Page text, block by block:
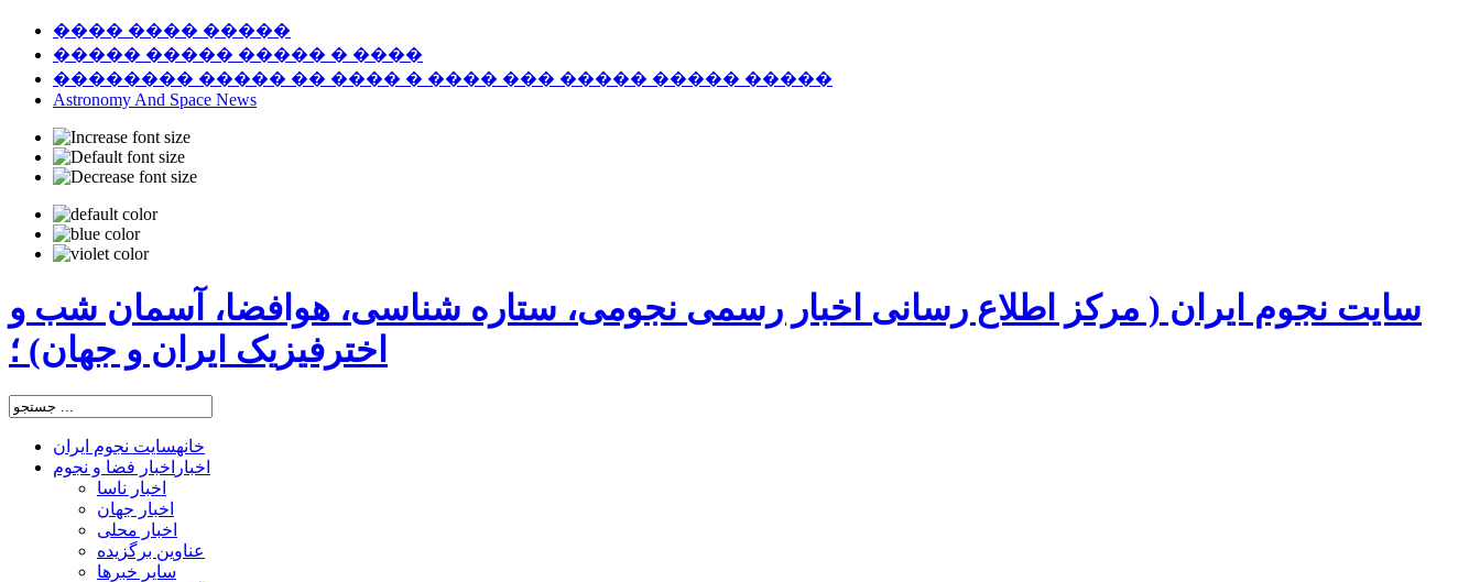
���� ���� �����
����� ����� ����� � ����
�������� ����� �� ���� � ���� ��� ����� ����� �����
Astronomy And Space News
سایت نجوم ایران ( مرکز اطلاع رسانی اخبار رسمی نجومی، ستاره شناسی، هوافضا، آسمان شب و
اخترفیزیک ایران و جهان) ؛
خانهسایت نجوم ایران
اخبار اخبار فضا و نجوم
اخبار ناسا
اخبار جهان
اخبار محلی
عناوین برگزیده
سایر خبرها